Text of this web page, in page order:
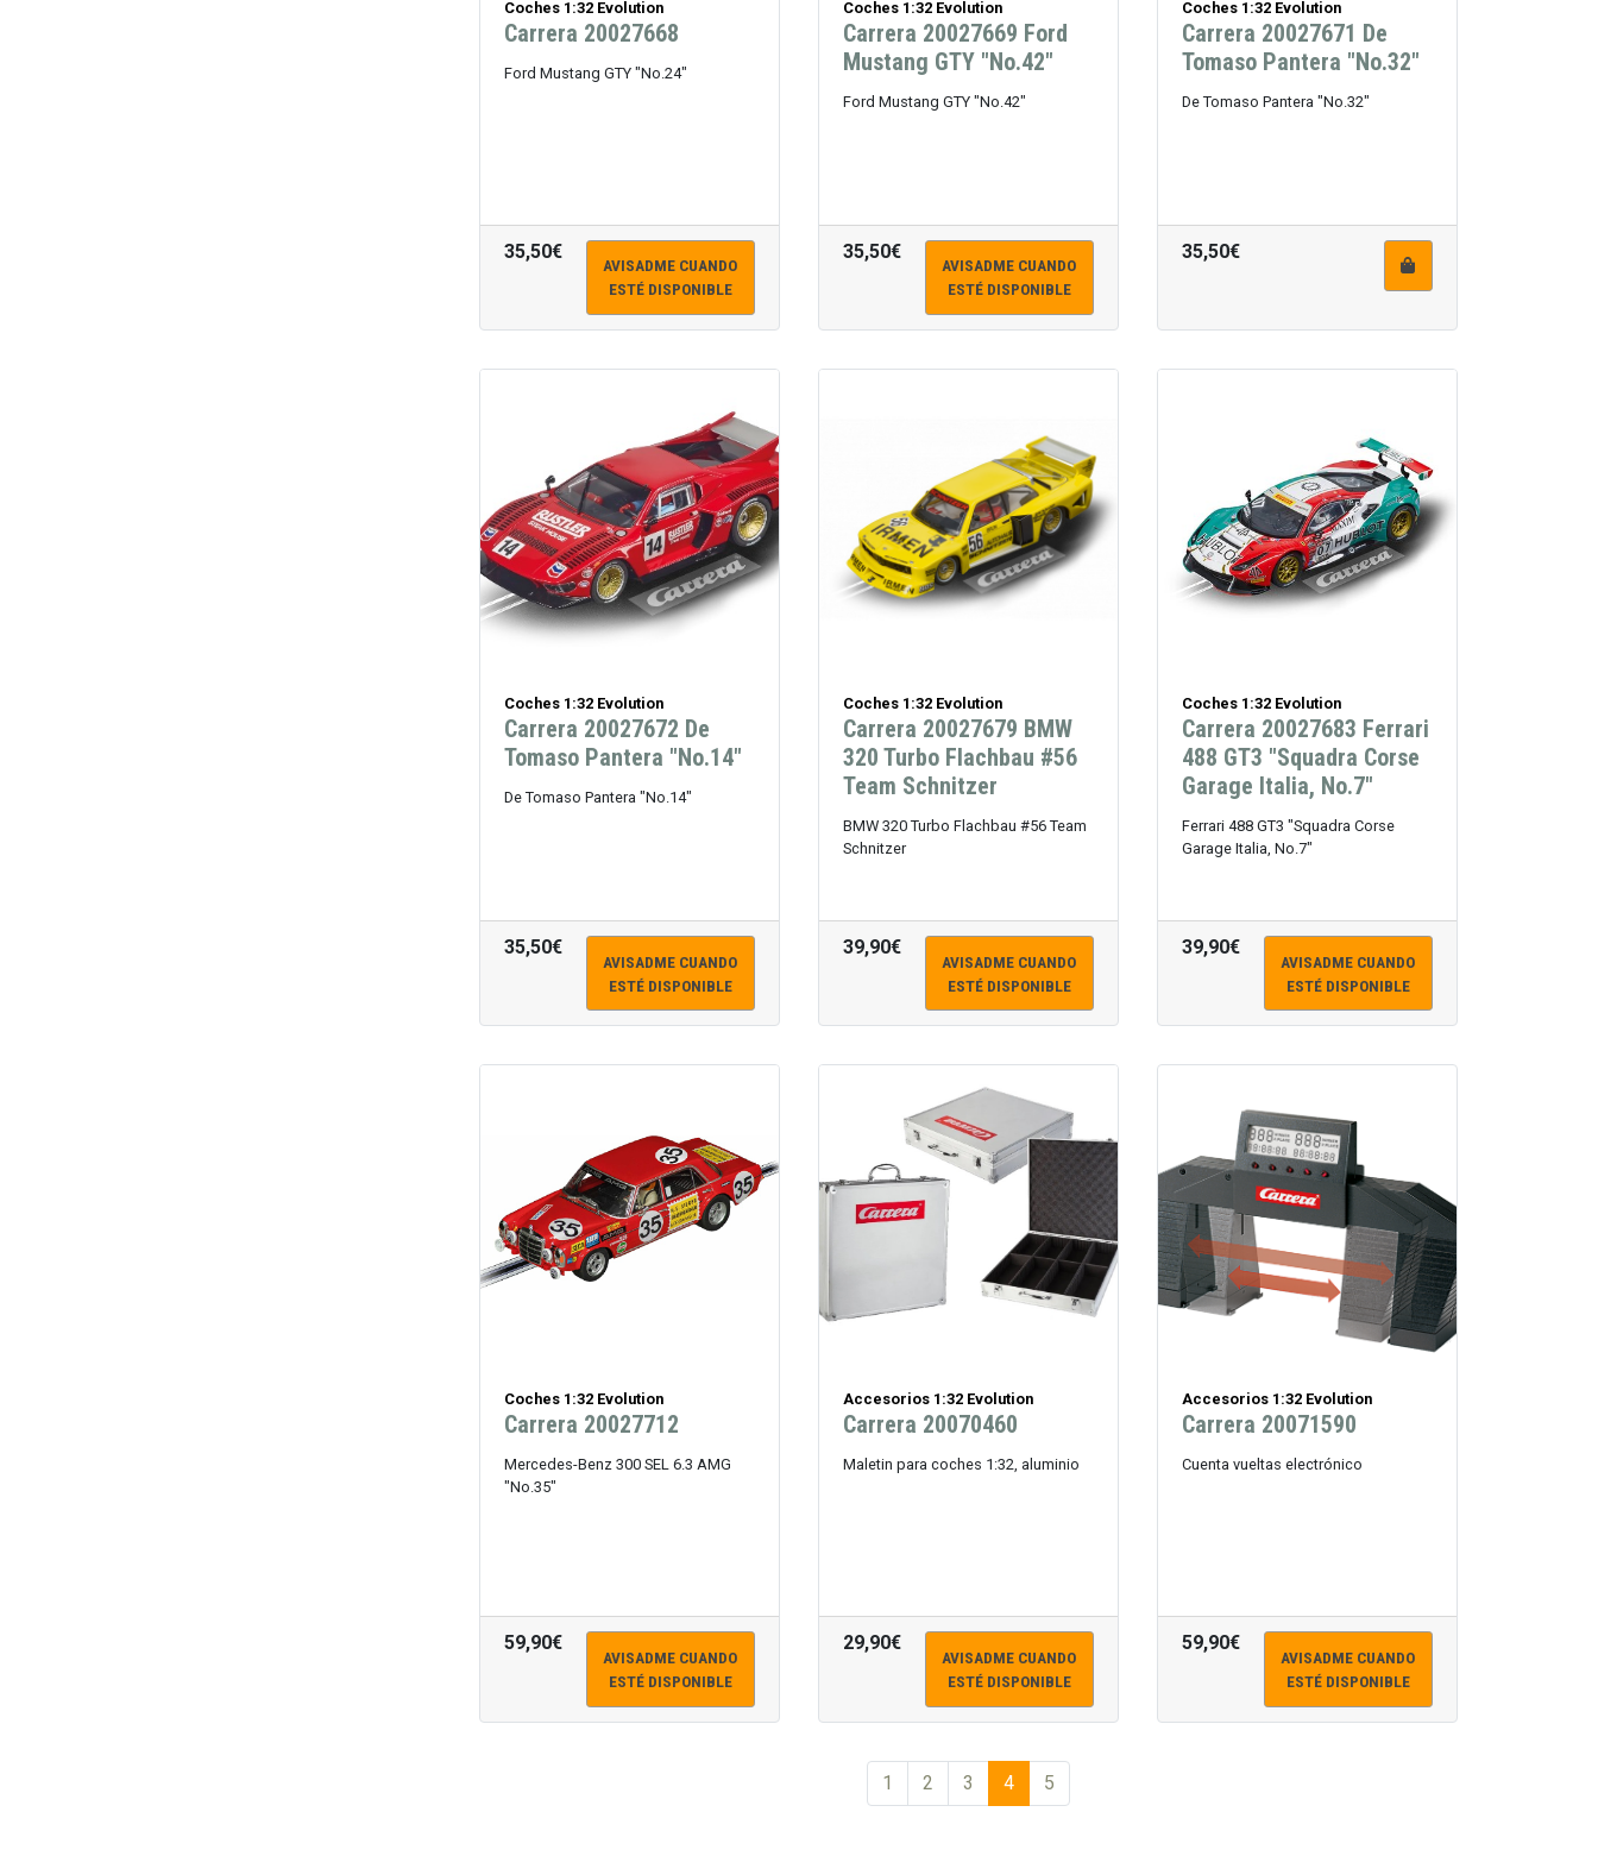
Coches 1:32 Evolution
Carrera 20027668
Ford Mustang GTY "No.24"
35,50€
AVISADME CUANDO
ESTÉ DISPONIBLE
Coches 1:32 Evolution
Carrera 20027669 Ford
Mustang GTY "No.42"
Ford Mustang GTY "No.42"
35,50€
AVISADME CUANDO
ESTÉ DISPONIBLE
Coches 1:32 Evolution
Carrera 20027671 De
Tomaso Pantera "No.32"
De Tomaso Pantera "No.32"
35,50€
Coches 1:32 Evolution
Carrera 20027672 De
Tomaso Pantera "No.14"
De Tomaso Pantera "No.14"
35,50€
AVISADME CUANDO
ESTÉ DISPONIBLE
Coches 1:32 Evolution
Carrera 20027679 BMW
320 Turbo Flachbau #56
Team Schnitzer
BMW 320 Turbo Flachbau #56 Team
Schnitzer
39,90€
AVISADME CUANDO
ESTÉ DISPONIBLE
Coches 1:32 Evolution
Carrera 20027683 Ferrari
488 GT3 "Squadra Corse
Garage Italia, No.7"
Ferrari 488 GT3 "Squadra Corse
Garage Italia, No.7"
39,90€
AVISADME CUANDO
ESTÉ DISPONIBLE
Coches 1:32 Evolution
Carrera 20027712
Mercedes-Benz 300 SEL 6.3 AMG
"No.35"
59,90€
AVISADME CUANDO
ESTÉ DISPONIBLE
Accesorios 1:32 Evolution
Carrera 20070460
Maletin para coches 1:32, aluminio
29,90€
AVISADME CUANDO
ESTÉ DISPONIBLE
Accesorios 1:32 Evolution
Carrera 20071590
Cuenta vueltas electrónico
59,90€
AVISADME CUANDO
ESTÉ DISPONIBLE
1 2 3 4 5